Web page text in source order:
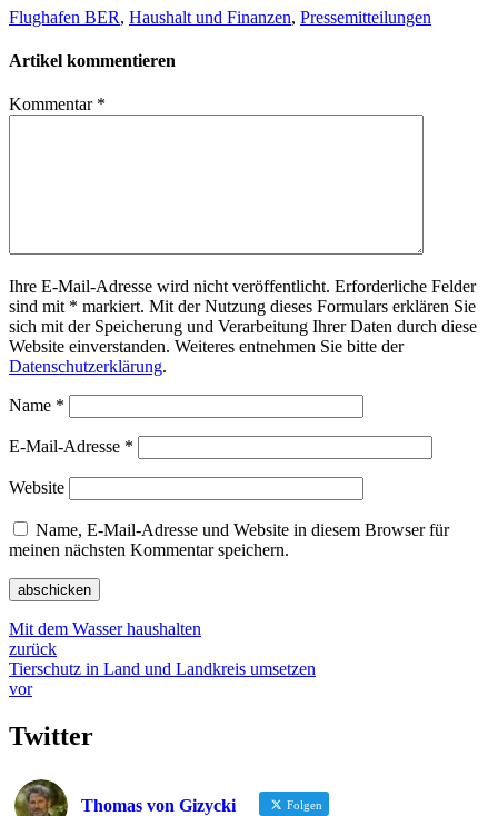
Flughafen BER, Haushalt und Finanzen, Pressemitteilungen
Artikel kommentieren
Kommentar *
Ihre E-Mail-Adresse wird nicht veröffentlicht. Erforderliche Felder
sind mit * markiert. Mit der Nutzung dieses Formulars erklären Sie
sich mit der Speicherung und Verarbeitung Ihrer Daten durch diese
Website einverstanden. Weiteres entnehmen Sie bitte der
Datenschutzerklärung.
Name *
E-Mail-Adresse *
Website
Name, E-Mail-Adresse und Website in diesem Browser für
meinen nächsten Kommentar speichern.
Mit dem Wasser haushalten
zurück
Tierschutz in Land und Landkreis umsetzen
vor
Twitter
Thomas von Gizycki Folgen